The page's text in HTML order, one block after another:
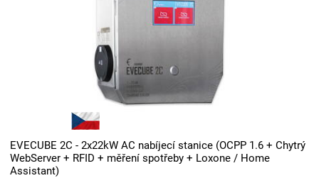
EVECUBE 2C - 2x22kW AC nabíjecí stanice (OCPP 1.6 + Chytrý
WebServer + RFID + měření spotřeby + Loxone / Home
Assistant)